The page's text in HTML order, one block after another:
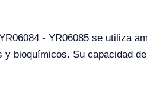
- YR06085 se utiliza
bioquímicos. Su capacidad